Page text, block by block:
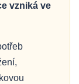
vzniká ve